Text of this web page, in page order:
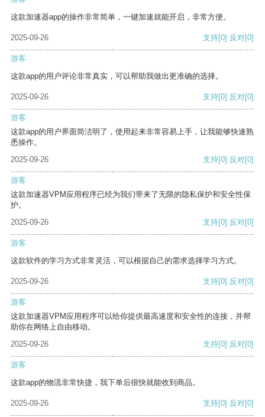
这款加速器app的操作非常简单，一键加速就能开启，非常方便。
2025-09-26 支持[0] 反对[0]
游客
这款app的用户评论非常真实，可以帮助我做出更准确的选择。
2025-09-26 支持[0] 反对[0]
游客
这款app的用户界面简洁明了，使用起来非常容易上手，让我能够快速熟
悉操作。
2025-09-26
支持[0] 反对[0]
游客
这款加速器VPM应用程序已经为我们带来了无限的隐私保护和安全性保
护。
2025-09-26
支持[0] 反对[0]
游客
这款软件的学习方式非常灵活，可以根据自己的需求选择学习方式。
2025-09-26 支持[0] 反对[0]
游客
这款加速器VPM应用程序可以给你提供最高速度和安全性的连接，并帮
助你在网络上自由移动。
2025-09-26
支持[0] 反对[0]
游客
这款app的物流非常快捷，我下单后很快就能收到商品。
2025-09-26 支持[0] 反对[0]